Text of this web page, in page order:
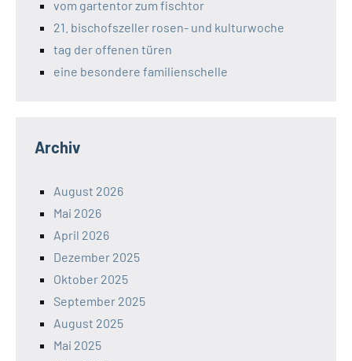
vom gartentor zum fischtor
21. bischofszeller rosen- und kulturwoche
tag der offenen türen
eine besondere familienschelle
Archiv
August 2026
Mai 2026
April 2026
Dezember 2025
Oktober 2025
September 2025
August 2025
Mai 2025